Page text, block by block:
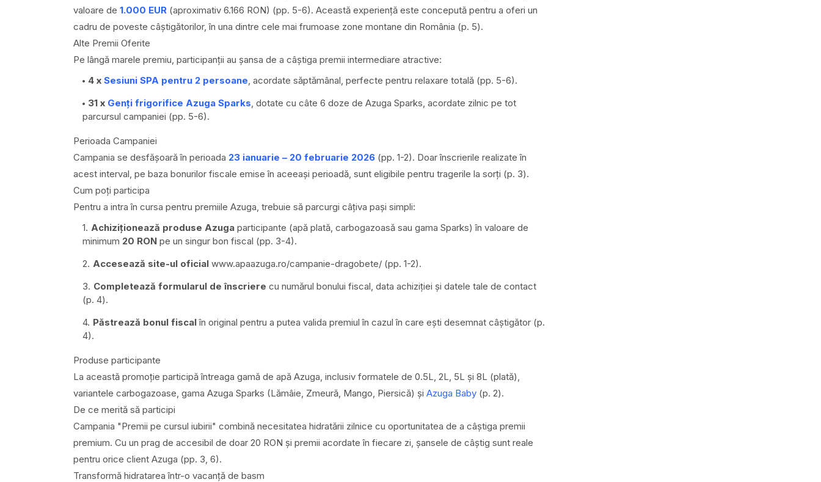
valoare de 1.000 EUR(aproximativ 6.166 RON) (pp. 5-6). Această experiență este concepută pentru a oferi un
cadru de poveste câștigătorilor, în una dintre cele mai frumoase zone montane din România (p. 5).
Alte Premii Oferite
Pe lângă marele premiu, participanții au șansa de a câștiga premii intermediare atractive:
4 x Sesiuni SPA pentru 2 persoane , acordate săptămânal, perfecte pentru relaxare totală (pp. 5-6).
31 x Genți frigorifice Azuga Sparks , dotate cu câte 6 doze de Azuga Sparks, acordate zilnic pe tot
parcursul campaniei (pp. 5-6).
Perioada Campaniei
Campania se desfășoară în perioada 23 ianuarie – 20 februarie 2026(pp. 1-2). Doar înscrierile realizate în
acest interval, pe baza bonurilor fiscale emise în aceeași perioadă, sunt eligibile pentru tragerile la sorți (p. 3).
Cum poți participa
Pentru a intra în cursa pentru premiile Azuga, trebuie să parcurgi câțiva pași simpli:
Achiziționează produse Azugaparticipante (apă plată, carbogazoasă sau gama Sparks) în valoare de
minimum 20 RONpe un singur bon fiscal (pp. 3-4).
Accesează site-ul oficial www.apaazuga.ro/campanie-dragobete/(pp. 1-2).
Completează formularul de înscriere cu numărul bonului fiscal, data achiziției și datele tale de contact
(p. 4).
Păstrează bonul fiscalîn original pentru a putea valida premiul în cazul în care ești desemnat câștigător (p.
4).
Produse participante
La această promoție participă întreaga gamă de apă Azuga, inclusiv formatele de 0.5L, 2L, 5L și 8L (plată),
variantele carbogazoase, gama Azuga Sparks (Lămâie, Zmeură, Mango, Piersică) și Azuga Baby(p. 2).
De ce merită să participi
Campania "Premii pe cursul iubirii" combină necesitatea hidratării zilnice cu oportunitatea de a câștiga premii
premium. Cu un prag de accesibil de doar 20 RON și premii acordate în fiecare zi, șansele de câștig sunt reale
pentru orice client Azuga (pp. 3, 6).
Transformă hidratarea într-o vacanță de basm